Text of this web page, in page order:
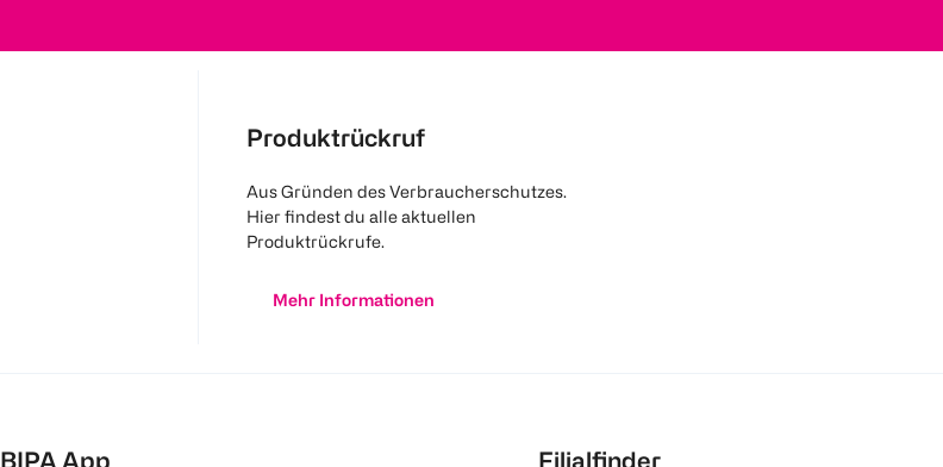
Produktrückruf
Aus Gründen des Verbraucherschutzes.
Hier findest du alle aktuellen
Produktrückrufe.
Mehr Informationen
BIPA App Filialfinder